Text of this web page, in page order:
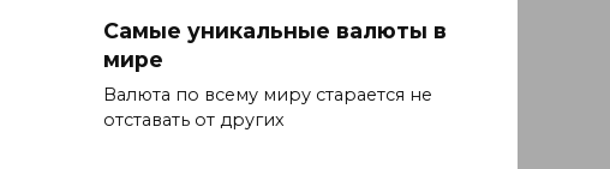
Самые уникальные валюты в
мире
Валюта по всему миру старается не
отставать от других